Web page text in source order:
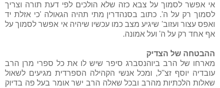
אי אפשר לסמוך על צבא כזה שלא הולכים לפי דעת תורה וצריך
לסמוך רק על ה'. כתוב בסנהדרין מתי תהיה הגאולה 'כי אזלת יד
ואפס עצור ועזוב' שיגיע מצב כמו עכשיו שיהיה אי אפשר לסמוך על
אף אחד רק על ה' ועל אמונה.
ההבטחה של הצדיק
מארחו של הרב ביוהנסברג סיפר שיש לו את כל ספרי מרן הרב
עובדיה יוסף זצ''ל, ומכל אנשי הקהילה הספרדית מגיעים לשאול
שאלות הלכתיות מהרב ובכל שאלה הרב ישר אומר בעל פה בדיוק